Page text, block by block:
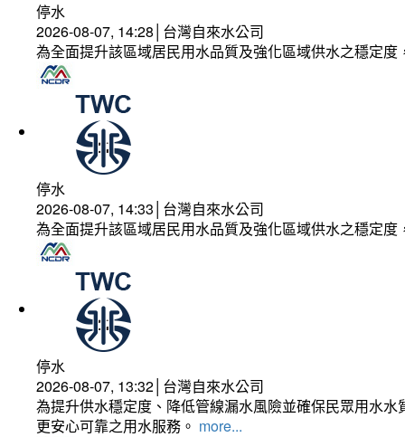
停水
2026-08-07, 14:28│台灣自來水公司
為全面提升該區域居民用水品質及強化區域供水之穩定
停水
2026-08-07, 14:33│台灣自來水公司
為全面提升該區域居民用水品質及強化區域供水之穩定
停水
2026-08-07, 13:32│台灣自來水公司
為提升供水穩定度、降低管線漏水風險並確保民眾用水
更安心可靠之用水服務。 more...